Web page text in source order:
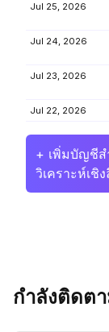
Jul 25, 2026
Jul 24, 2026
Jul 23, 2026
Jul 22, 2026
+ เพิ่มบัญชีส
วิเคราะห์เชิ
กำลังติดต